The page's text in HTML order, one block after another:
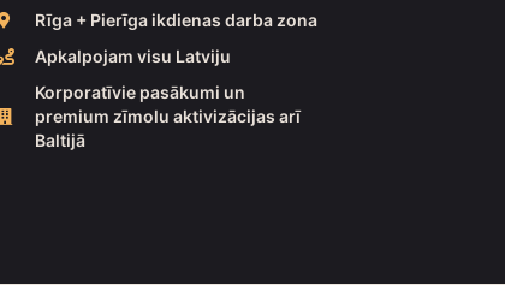
Rīga + Pierīga ikdienas darba zona
Apkalpojam visu Latviju
Korporatīvie pasākumi un
premium zīmolu aktivizācijas arī
Baltijā